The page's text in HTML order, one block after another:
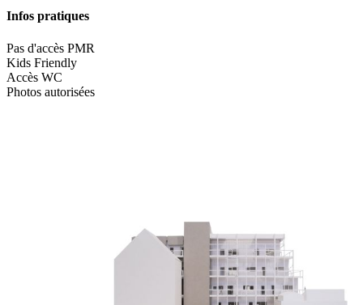
Infos pratiques
Pas d'accès PMR
Kids Friendly
Accès WC
Photos autorisées